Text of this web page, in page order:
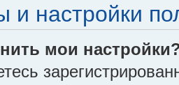
и настройки
мои